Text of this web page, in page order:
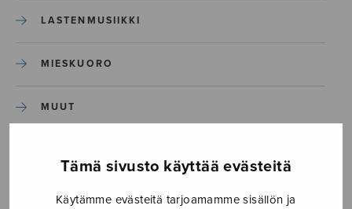
Tämä sivusto käyttää evästeitä
Käytämme evästeitä tarjoamamme sisällön ja
LASTENMUSIIKKI
MIESKUORO
MUUT
SEKAKUORO